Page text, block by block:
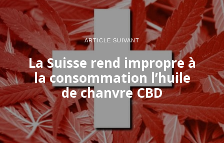
ARTICLE SUIVANT
La Suisse rend impropre à
la consommation l’huile
de chanvre CBD